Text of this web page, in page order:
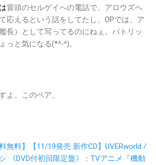
は冒頭のセルゲイへの電話で、アロウズへ
応えるという話をしてたし、OPでは、ア
長）として写ってるのにねぇ。パトリッ
っと気になる(*^-^)。
よ、このペア。
無料】【11/19発売 新作CD】UVERworld /
《DVD付初回限定盤》：TVアニメ『機動